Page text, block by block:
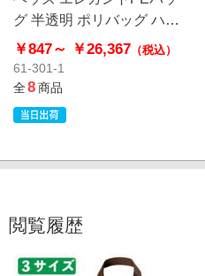
グ 半透明 ポリバッグ ハー
ドタイプ
￥847～ ￥26,367 （税込）
61-301-1
全8商品
閲覧履歴